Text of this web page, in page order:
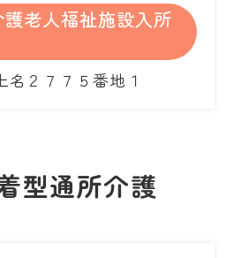
老人福祉施設入所
２７７５番地１
型通所介護